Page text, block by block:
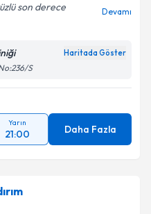
son derece
Devamı
Haritada Göster
S
Yarın
21:00 Daha Fazla